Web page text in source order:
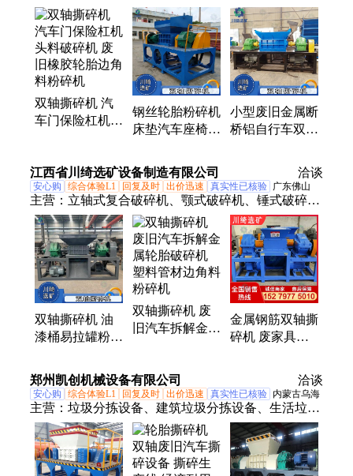
离心机、铜米机、铜铝分离机、五金烘干脱水机、选
矿棒磨机、球磨机、淘金设备、矿用粉碎机、滚筒
筛、脱水筛、洗沙机、选金摇床、浮选机、螺旋分级
机、搅拌槽、输送机、泥石分离机、螺旋溜槽、洗石
机、洗矿机、振动筛
双轴撕碎机 汽
车门保险杠机头
粉碎机
钢丝轮胎粉碎机
床垫汽车座椅破
轴撕碎机刀片
小型废旧金属断
桥铝自行车双轴
保险杠机头料粉
碎机
江西省川绮选矿设备制造有限公司 洽谈
安心购 综合体验L1 回复及时 出价迅速 真实性已核验 广东佛山
主营： 立轴式复合破碎机、颚式破碎机、锤式破碎
机、双轴撕碎机、反击式破碎机、对辊破碎机、球磨
机、湿式铜米分离机、螺旋洗沙筛沙一体、脱水筛、
螺旋洗沙机、轮斗洗沙机、槽式洗矿机、滚筒筛、振
动筛、水力旋流器、脱泥斗、螺旋输送机、6s摇床、
跳汰机、螺旋溜槽、渣浆泵、水套式离心机、浮选
机、磁选机、除铁器
双轴撕碎机 油
漆桶易拉罐粉碎
碎机 废旧金属
撕碎设备
双轴撕碎机 废
旧汽车拆解金属
碎机
金属钢筋双轴撕
碎机 废家具汽
稻草秸秆撕碎设
备 可定制
郑州凯创机械设备有限公司 洽谈
安心购 综合体验L1 回复及时 出价迅速 真实性已核验 内蒙古乌海
主营： 垃圾分拣设备、建筑垃圾分拣设备、生活垃圾
分拣设备、废汽车撕碎机、金属磨粉机、稀有金属磨
粉机、秸秆颗粒机、环模颗粒机、玉米杆颗粒机、生
物质颗粒机、生物燃料颗粒机、木屑颗粒机、压球